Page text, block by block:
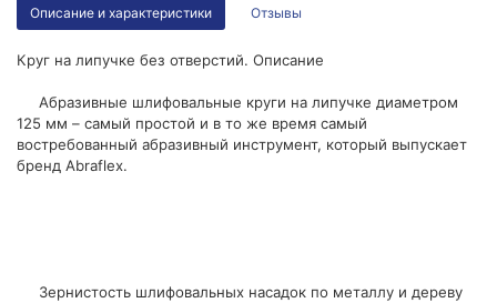
Описание и характеристики Отзывы
Круг на липучке без отверстий. Описание
Абразивные шлифовальные круги на липучке диаметром
125 мм – самый простой и в то же время самый
востребованный абразивный инструмент, который выпускает
бренд Abraflex.
Зернистость шлифовальных насадок по металлу и дереву